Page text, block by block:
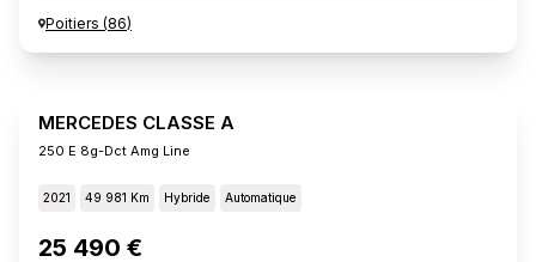
Poitiers (86)
MERCEDES CLASSE A
250 E 8g-Dct Amg Line
2021 49 981 Km Hybride Automatique
25 490 €